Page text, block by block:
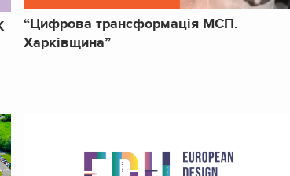
“Цифрова трансформація МСП.
Харківщина”